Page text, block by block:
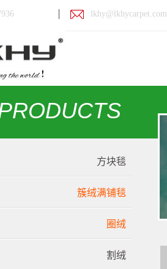
lkhy@lkhycarpet.com
方块毯
簇绒满铺毯
圈绒
割绒